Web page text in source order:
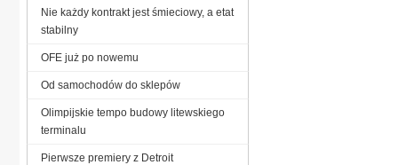
Nie każdy kontrakt jest śmieciowy, a etat
stabilny
OFE już po nowemu
Od samochodów do sklepów
Olimpijskie tempo budowy litewskiego
terminalu
Pierwsze premiery z Detroit